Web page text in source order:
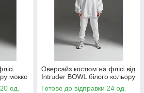
мокко
од.
Оверсайз костюм на флісі від
Intruder BOWL білого кольору
Готово до відправки 24 од.